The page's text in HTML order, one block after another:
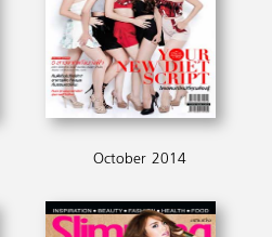
October 2014